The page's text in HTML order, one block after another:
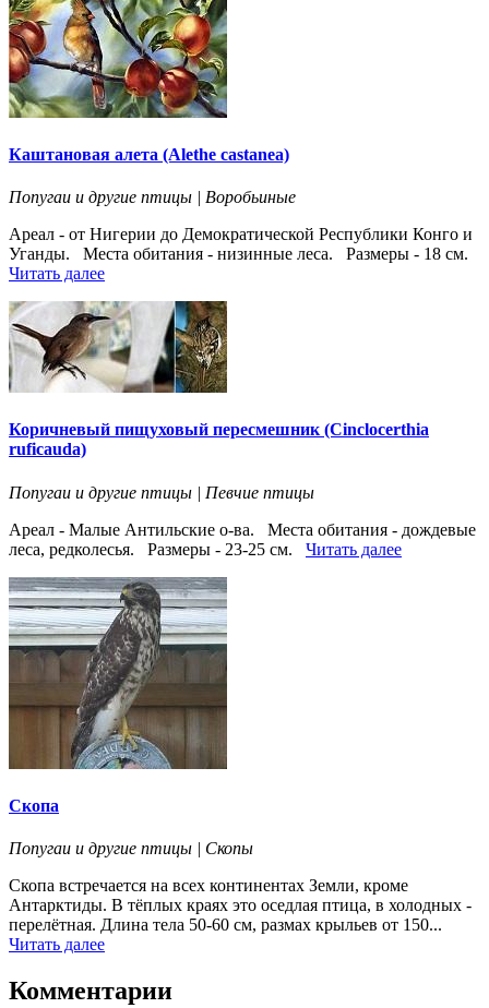
Каштановая алета (Alethe castanea)
Попугаи и другие птицы | Воробьиные
Ареал - от Нигерии до Демократической Республики Конго и
Уганды. Места обитания - низинные леса. Размеры - 18 см.
Читать далее
Коричневый пищуховый пересмешник (Cinclocerthia
ruficauda)
Попугаи и другие птицы | Певчие птицы
Ареал - Малые Антильские о-ва. Места обитания - дождевые
леса, редколесья. Размеры - 23-25 см. Читать далее
Скопа
Попугаи и другие птицы | Скопы
Скопа встречается на всех континентах Земли, кроме
Антарктиды. В тёплых краях это оседлая птица, в холодных -
перелётная. Длина тела 50-60 см, размах крыльев от 150...
Читать далее
Комментарии